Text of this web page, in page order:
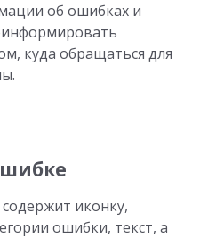
об ошибках и
куда обращаться для
иконку,
ошибки, текст, а